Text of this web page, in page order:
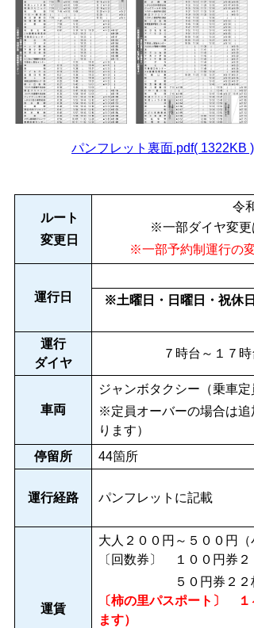
パンフレット裏面.pdf( 1322KB )
ルート
変更日
令
※一部ダイヤ変更
※一部予約制運行の
運行日 ※土曜日・日曜日・祝休
運行
ダイヤ
７時台～１７
車両
ジャンボタクシー（乗車定
※定員オーバーの場合は追
ります）
停留所
44箇所
運行経路 パンフレットに記載
運賃
大人２００円～５００円
〔回数券〕 １００円券
５０円券２２枚綴
〔柿の里パスポート〕
ます）